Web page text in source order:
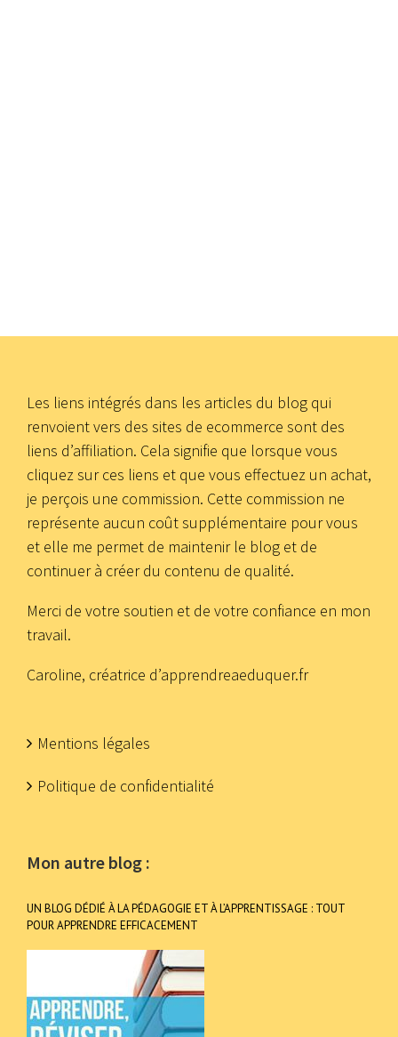
Les liens intégrés dans les articles du blog qui
renvoient vers des sites de ecommerce sont des
liens d’affiliation. Cela signifie que lorsque vous
cliquez sur ces liens et que vous effectuez un achat,
je perçois une commission. Cette commission ne
représente aucun coût supplémentaire pour vous
et elle me permet de maintenir le blog et de
continuer à créer du contenu de qualité.
Merci de votre soutien et de votre confiance en mon
travail.
Caroline, créatrice d’apprendreaeduquer.fr
Mentions légales
Politique de confidentialité
Mon autre blog :
UN BLOG DÉDIÉ À LA PÉDAGOGIE ET À L’APPRENTISSAGE : TOUT
POUR APPRENDRE EFFICACEMENT